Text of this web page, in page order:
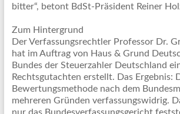
bitter“, betont BdSt-Präsident Reiner
Zum Hintergrund
Der Verfassungsrechtler Professor Dr.
hat im Auftrag von Haus & Grund
Bundes der Steuerzahler Deutschland
Rechtsgutachten erstellt. Das Ergebnis:
Bewertungsmethode nach dem
mehreren Gründen verfassungswidrig.